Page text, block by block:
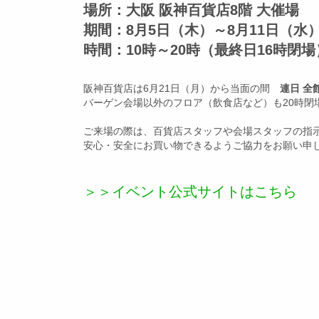
場所：大阪 阪神百貨店8階 大催場
期間：8月5日（木）～8月11日（水
時間：10時～20時（最終日16時閉場
阪神百貨店は6月21日（月）から当面の間 連日 全
バーゲン会場以外のフロア（飲食店など）も20時
ご来場の際は、百貨店スタッフや会場スタッフの指
安心・安全にお買い物できるようご協力をお願い申
＞＞イベント公式サイトはこちら